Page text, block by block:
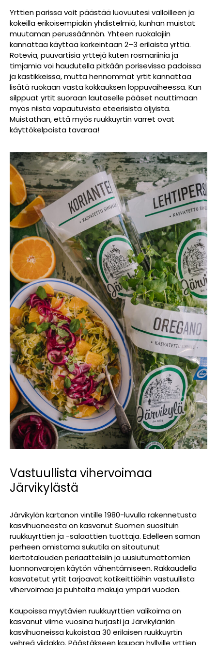
Yrttien parissa voit päästää luovuutesi valloilleen ja
kokeilla erikoisempiakin yhdistelmiä, kunhan muistat
muutaman perussäännön. Yhteen ruokalajiin
kannattaa käyttää korkeintaan 2–3 erilaista yrttiä.
Rotevia, puuvartisia yrttejä kuten rosmariinia ja
timjamia voi haudutella pitkään porisevissa padoissa
ja kastikkeissa, mutta hennommat yrtit kannattaa
lisätä ruokaan vasta kokkauksen loppuvaiheessa. Kun
silppuat yrtit suoraan lautaselle pääset nauttimaan
myös niistä vapautuvista eteerisistä öljyistä.
Muistathan, että myös ruukkuyrtin varret ovat
käyttökelpoista tavaraa!
Vastuullista vihervoimaa
Järvikylästä
Järvikylän kartanon vintille 1980-luvulla rakennetusta
kasvihuoneesta on kasvanut Suomen suosituin
ruukkuyrttien ja -salaattien tuottaja. Edelleen saman
perheen omistama sukutila on sitoutunut
kiertotalouden periaatteisiin ja uusiutumattomien
luonnonvarojen käytön vähentämiseen. Rakkaudella
kasvatetut yrtit tarjoavat kotikeittiöihin vastuullista
vihervoimaa ja puhtaita makuja ympäri vuoden.
Kaupoissa myytävien ruukkuyrttien valikoima on
kasvanut viime vuosina hurjasti ja Järvikylänkin
kasvihuoneissa kukoistaa 30 erilaisen ruukkuyrtin
vehreä viidakko. Päästäkseen kaupan hyllyille yrttien